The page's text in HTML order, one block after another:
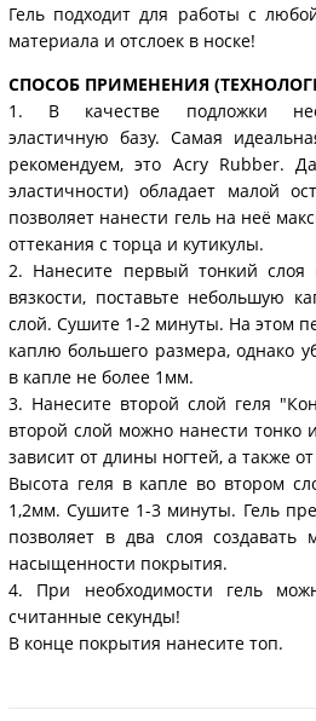
Гель подходит для работы с
материала и отслоек в носке!
СПОСОБ ПРИМЕНЕНИЯ
1. В качестве подложки
эластичную базу. Самая
рекомендуем, это Acry Rubber.
эластичности) обладает малой
позволяет нанести гель на неё
оттекания с торца и кутикулы.
2. Нанесите первый тонкий
вязкости, поставьте небольшую
слой. Сушите 1-2 минуты. На этом
каплю большего размера, однако
в капле не более 1мм.
3. Нанесите второй слой геля
второй слой можно нанести тонко
зависит от длины ногтей, а также
Высота геля в капле во втором
1,2мм. Сушите 1-3 минуты. Гель
позволяет в два слоя создавать
насыщенности покрытия.
4. При необходимости гель
считанные секунды!
В конце покрытия нанесите топ.